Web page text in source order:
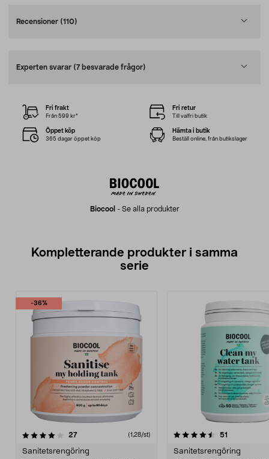
Recensioner (110)
Experten svarar (7 besvarade frågor)
Biocool - Se alla produkter
Fri frakt
Från 599 kr*
Fri retur
Till valfri butik
Öppet köp
365 dagar öppet köp
Hämta i butik
Beställ online, från butikslager
Kompletterande produkter i samma
serie
-36%
27recensioner (1,28/st)
Sanitetsrengöring
4.5av 5 stjärnor 51
Sanitetsrengöring